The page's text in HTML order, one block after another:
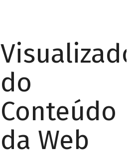
Visualizador
do
Conteúdo
da Web